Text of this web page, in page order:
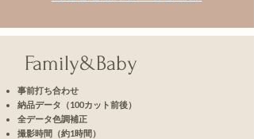
​Family&Baby
事前打ち合わせ
納品データ（100カット前後）
全データ色調補正
撮影時間（約1時間）